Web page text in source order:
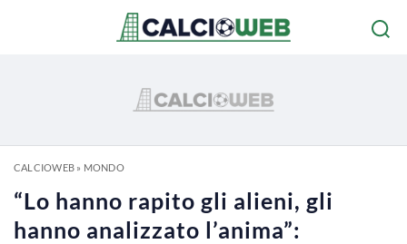
CALCIOWEB» MONDO
“Lo hanno rapito gli alieni, gli
hanno analizzato l’anima”: